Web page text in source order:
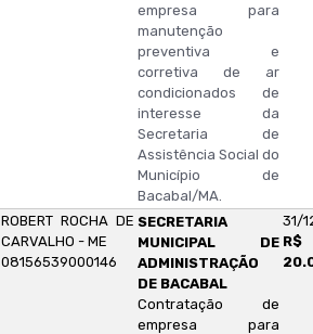
empresa para
manutenção
preventiva e
corretiva de ar
condicionados de
interesse da
Secretaria de
Assistência Social do
Município de
Bacabal/MA.
ROBERT ROCHA DE
CARVALHO - ME
08156539000146
SECRETARIA
MUNICIPAL DE
ADMINISTRAÇÃO
DE BACABAL
Contratação de
empresa para
31/
R$